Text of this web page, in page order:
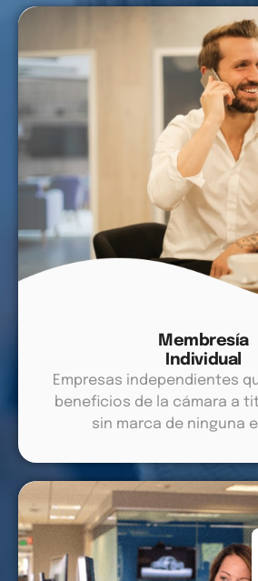
Membresía
Individual
Empresas independientes
beneficios de la cámara a
sin marca de ninguna